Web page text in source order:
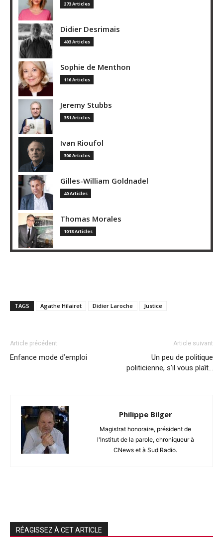
273 Articles
Didier Desrimais
403 Articles
Sophie de Menthon
116 Articles
Jeremy Stubbs
351 Articles
Ivan Rioufol
300 Articles
Gilles-William Goldnadel
40 Articles
Thomas Morales
1018 Articles
TAGS Agathe Hilairet Didier Laroche Justice
Article précédent
Enfance mode d’emploi
Article suivant
Un peu de politique
politicienne, s’il vous plaît…
Philippe Bilger
Magistrat honoraire, président de
l'Institut de la parole, chroniqueur à
CNews et à Sud Radio.
RÉAGISSEZ À CET ARTICLE